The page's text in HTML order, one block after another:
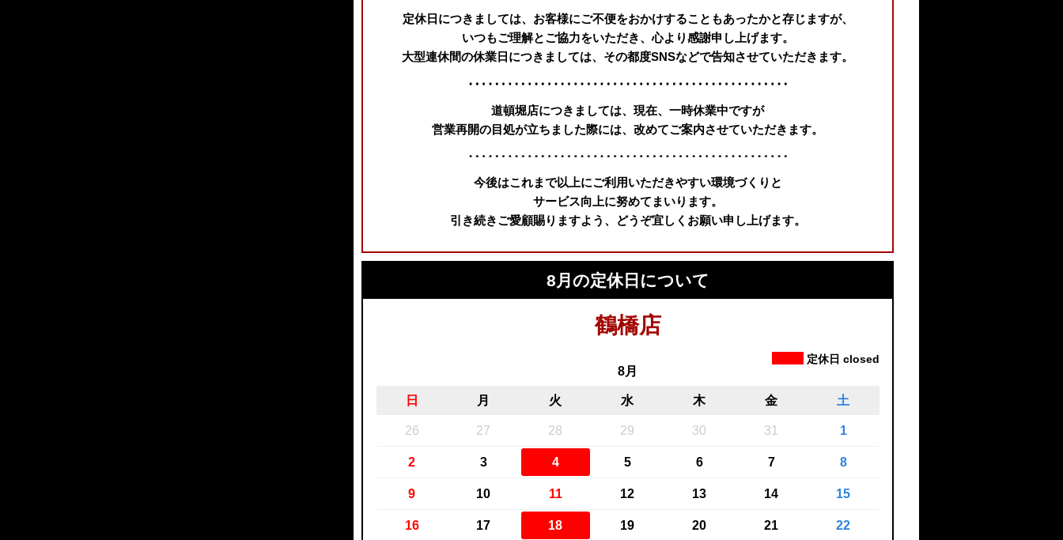
定休日につきましては、お客様にご不便をおかけすることもあったかと存じますが、
いつもご理解とご協力をいただき、心より感謝申し上げます。
大型連休間の休業日につきましては、その都度SNSなどで告知させていただきます。
道頓堀店につきましては、現在、一時休業中ですが
営業再開の目処が立ちました際には、改めてご案内させていただきます。
今後はこれまで以上にご利用いただきやすい環境づくりと
サービス向上に努めてまいります。
引き続きご愛顧賜りますよう、どうぞ宜しくお願い申し上げます。
8月の定休日について
鶴橋店
定休日 closed
8月
日 月 火 水 木 金 土
26 27 28 29 30 31 1
2 3 4 5 6 7 8
9 10 11 12 13 14 15
16 17 18 19 20 21 22